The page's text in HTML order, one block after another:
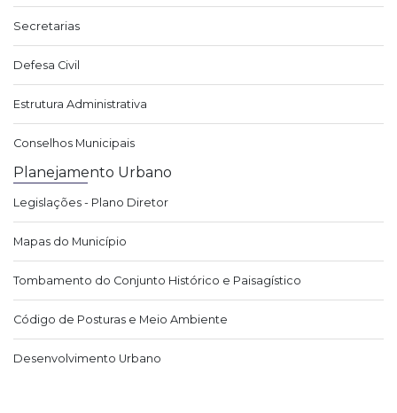
Secretarias
Defesa Civil
Estrutura Administrativa
Conselhos Municipais
Planejamento Urbano
Legislações - Plano Diretor
Mapas do Município
Tombamento do Conjunto Histórico e Paisagístico
Código de Posturas e Meio Ambiente
Desenvolvimento Urbano